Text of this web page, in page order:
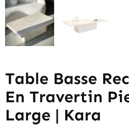
Table Basse
En Travertin
Large | Kara